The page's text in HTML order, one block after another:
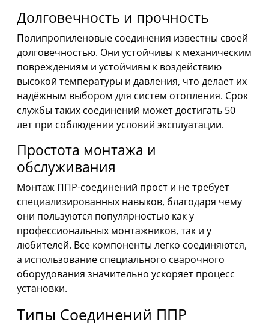
Долговечность и прочность
Полипропиленовые соединения известны своей
долговечностью. Они устойчивы к механическим
повреждениям и устойчивы к воздействию
высокой температуры и давления, что делает их
надёжным выбором для систем отопления. Срок
службы таких соединений может достигать 50
лет при соблюдении условий эксплуатации.
Простота монтажа и
обслуживания
Монтаж ППР-соединений прост и не требует
специализированных навыков, благодаря чему
они пользуются популярностью как у
профессиональных монтажников, так и у
любителей. Все компоненты легко соединяются,
а использование специального сварочного
оборудования значительно ускоряет процесс
установки.
Типы Соединений ППР